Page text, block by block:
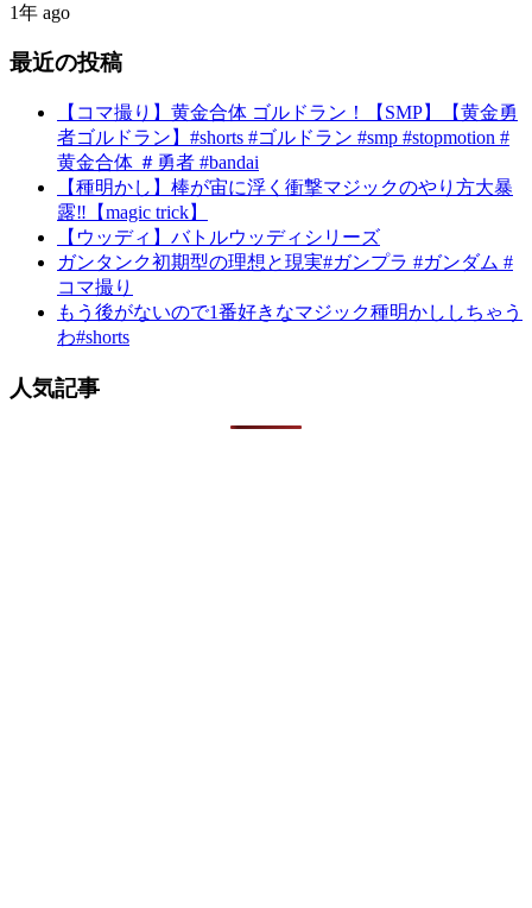
1年 ago
最近の投稿
【コマ撮り】黄金合体 ゴルドラン！【SMP】【黄金勇
者ゴルドラン】#shorts #ゴルドラン #smp #stopmotion #
黄金合体 ＃勇者 #bandai
【種明かし】棒が宙に浮く衝撃マジックのやり方大暴
露‼️【magic trick】
【ウッディ】バトルウッディシリーズ
ガンタンク初期型の理想と現実#ガンプラ #ガンダム #
コマ撮り
もう後がないので1番好きなマジック種明かししちゃう
わ#shorts
人気記事